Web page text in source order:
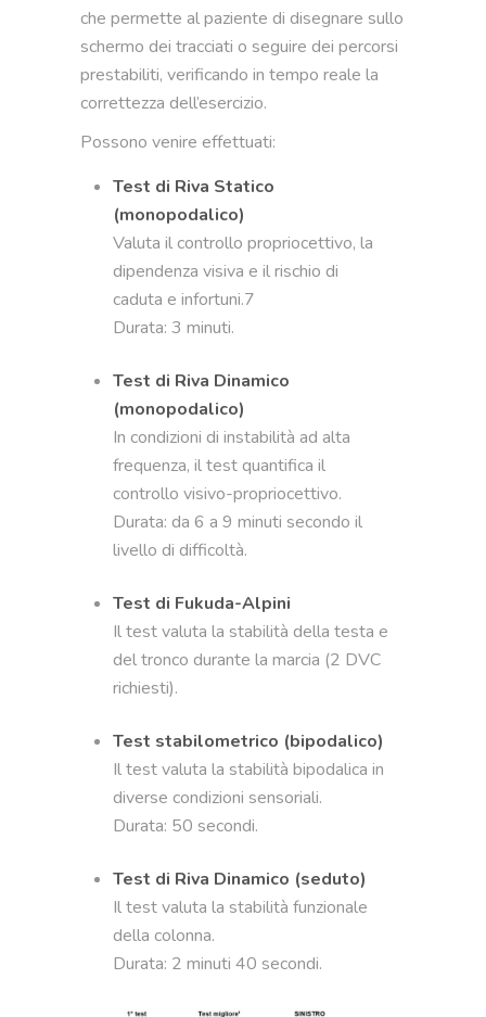
che permette al paziente di disegnare sullo
schermo dei tracciati o seguire dei percorsi
prestabiliti, verificando in tempo reale la
correttezza dell’esercizio.
Possono venire effettuati:
Test di Riva Statico
(monopodalico)
Valuta il controllo propriocettivo, la
dipendenza visiva e il rischio di
caduta e infortuni.7
Durata: 3 minuti.
Test di Riva Dinamico
(monopodalico)
In condizioni di instabilità ad alta
frequenza, il test quantifica il
controllo visivo-propriocettivo.
Durata: da 6 a 9 minuti secondo il
livello di difficoltà.
Test di Fukuda-Alpini
Il test valuta la stabilità della testa e
del tronco durante la marcia (2 DVC
richiesti).
Test stabilometrico (bipodalico)
Il test valuta la stabilità bipodalica in
diverse condizioni sensoriali.
Durata: 50 secondi.
Test di Riva Dinamico (seduto)
Il test valuta la stabilità funzionale
della colonna.
Durata: 2 minuti 40 secondi.